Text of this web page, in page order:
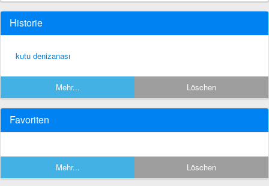
Historie
kutu denizanası
Mehr... Löschen
Favoriten
Mehr... Löschen